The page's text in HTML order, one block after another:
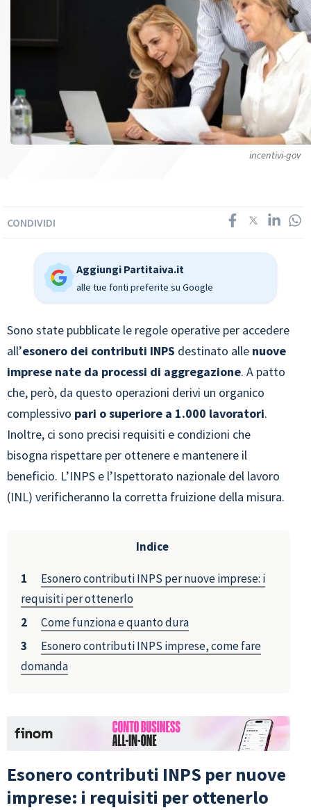
incentivi-gov
CONDIVIDI
Aggiungi Partitaiva.it
alle tue fonti preferite su Google
Sono state pubblicate le regole operative per accedere
all’esonero dei contributi INPS destinato alle nuove
imprese nate da processi di aggregazione. A patto
che, però, da questo operazioni derivi un organico
complessivo pari o superiore a 1.000 lavoratori.
Inoltre, ci sono precisi requisiti e condizioni che
bisogna rispettare per ottenere e mantenere il
beneficio. L’INPS e l’Ispettorato nazionale del lavoro
(INL) verificheranno la corretta fruizione della misura.
Indice
Esonero contributi INPS per nuove imprese: i
requisiti per ottenerlo
Come funziona e quanto dura
Esonero contributi INPS imprese, come fare
domanda
Esonero contributi INPS per nuove
imprese: i requisiti per ottenerlo